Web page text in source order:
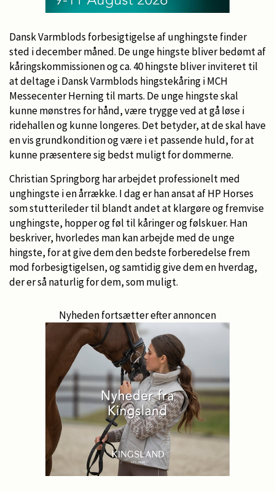
Dansk Varmblods forbesigtigelse af unghingste finder
sted i december måned. De unge hingste bliver bedømt af
kåringskommissionen og ca. 40 hingste bliver inviteret til
at deltage i Dansk Varmblods hingstekåring i MCH
Messecenter Herning til marts. De unge hingste skal
kunne mønstres for hånd, være trygge ved at gå løse i
ridehallen og kunne longeres. Det betyder, at de skal have
en vis grundkondition og være i et passende huld, for at
kunne præsentere sig bedst muligt for dommerne.
Christian Springborg har arbejdet professionelt med
unghingste i en årrække. I dag er han ansat af HP Horses
som stutterileder til blandt andet at klargøre og fremvise
unghingste, hopper og føl til kåringer og følskuer. Han
beskriver, hvorledes man kan arbejde med de unge
hingste, for at give dem den bedste forberedelse frem
mod forbesigtigelsen, og samtidig give dem en hverdag,
der er så naturlig for dem, som muligt.
Nyheden fortsætter efter annoncen